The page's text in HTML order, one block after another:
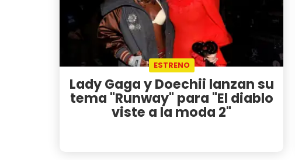
ESTRENO
Lady Gaga y Doechii lanzan su
tema "Runway" para "El diablo
viste a la moda 2"